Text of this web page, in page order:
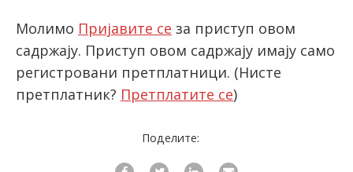
Молимо Пријавите се за приступ овом
садржају. Приступ овом садржају имају само
регистровани претплатници. (Нисте
претплатник? Претплатите се)
Поделите: